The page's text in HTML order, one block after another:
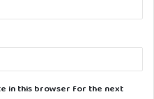
in this browser for the next